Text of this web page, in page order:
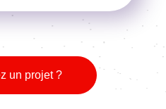
un projet ?